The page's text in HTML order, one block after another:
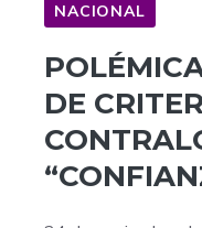
NACIONAL
DE